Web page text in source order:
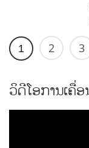
1 2 3
ວິດີໂອການເຄື່